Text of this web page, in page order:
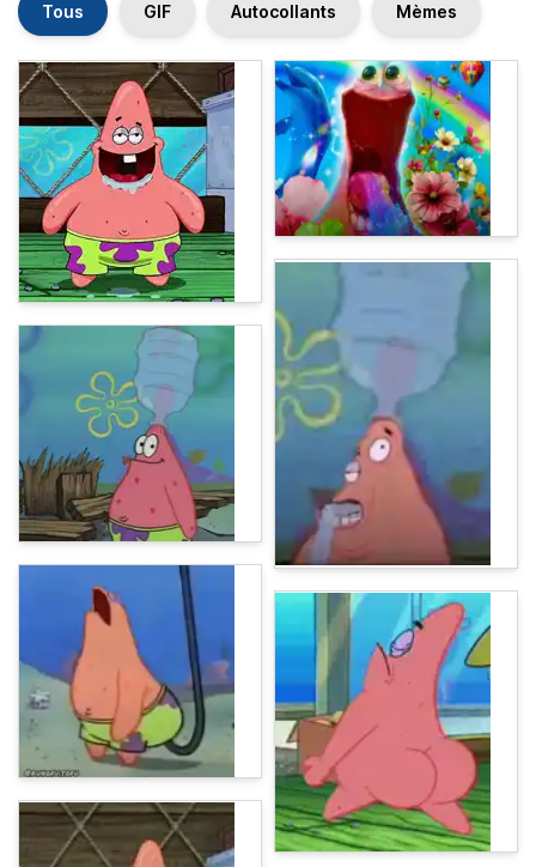
Tous GIF Autocollants Mèmes